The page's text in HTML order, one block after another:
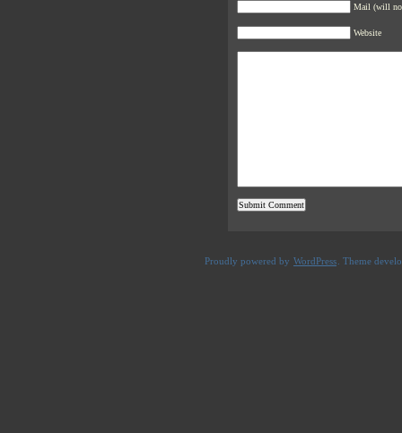
Mail (will
Website
Proudly powered by WordPress. Theme